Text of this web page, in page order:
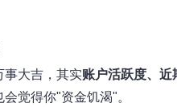
事大吉，其实账户活跃度、近
觉得你"资金饥渴"。